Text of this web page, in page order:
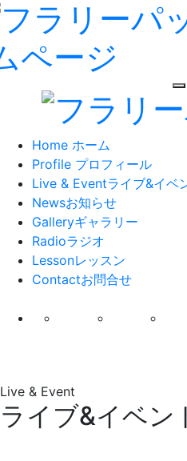
Home ホーム
Profile プロフィール
Live & Eventライブ&イベ
Newsお知らせ
Galleryギャラリー
Radioラジオ
Lessonレッスン
Contactお問合せ
Live & Event
ライブ&イベン